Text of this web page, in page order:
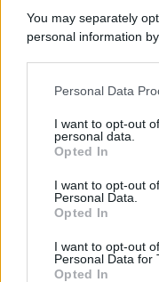
You may separately
personal information
This information may
disclose it to other
Please note that this
services and may
not limited to your visit
grant or deny consent
consent section.
Personal Data
I want to opt-out
personal data.
Opted In
I want to opt-out
Personal Data.
Opted In
I want to opt-out
Personal Data for
Opted In